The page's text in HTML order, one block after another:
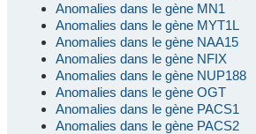
Anomalies dans le gène MN1
Anomalies dans le gène MYT1L
Anomalies dans le gène NAA15
Anomalies dans le gène NFIX
Anomalies dans le gène NUP188
Anomalies dans le gène OGT
Anomalies dans le gène PACS1
Anomalies dans le gène PACS2